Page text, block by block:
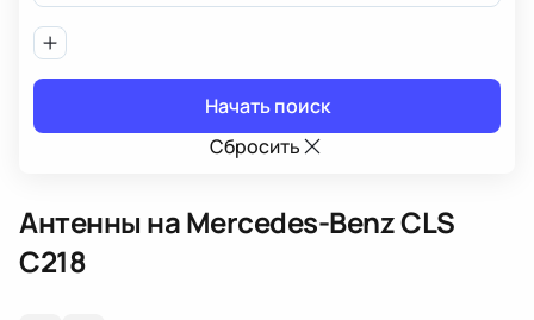
Начать поиск
Сбросить
Антенны на Mercedes-Benz CLS
C218